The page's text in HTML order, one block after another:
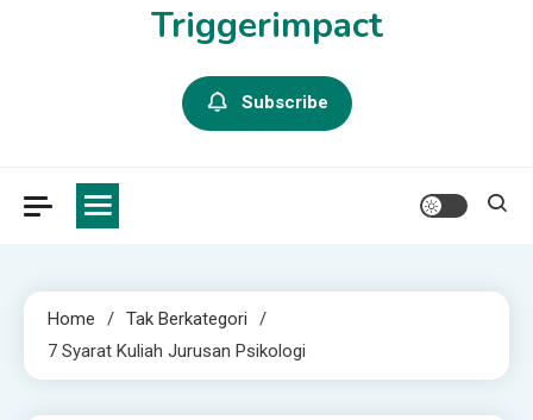
Triggerimpact
Subscribe
Home
Tak Berkategori
7 Syarat Kuliah Jurusan Psikologi